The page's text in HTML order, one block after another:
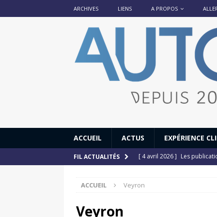
ARCHIVES LIENS A PROPOS
ACCUEIL ACTUS EXPÉRIENCE
FIL ACTUALITÉS [ 4 avril 2026 ] Les
[ 12 juillet 2025 ]
ACCUEIL Veyron
Veyron